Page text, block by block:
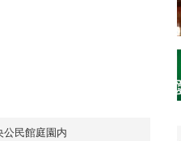
公民館庭園内